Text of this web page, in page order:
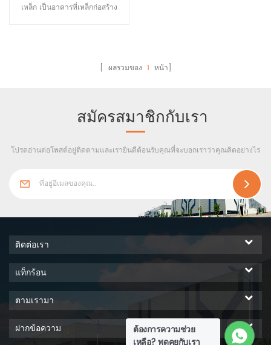
เหล็ก เป็นอาคารที่เหล็กก่อสร้าง
และส่วนประกอบอื่นๆ ที่ทำจาก
จดหมาย เช่น หลังคา พื้น และ
ผนัง ใช้สำหรับโกดัง ประชุมเชิง
โรงเรียน และอื่น ๆ
[ ผลรวมของ 1 หน้า]
สมัครสมาชิกกับเรา
โปรดอ่านต่อโพสต์อยู่ติดตามและเรายินดีต้อนรับคุณที่จะบอกเราว่าคุณคิดอย่างไร
ต้องการความช่วย
ติดต่อเรา
แท็กร้อน
ตามเรามา
ฝากข้อความ